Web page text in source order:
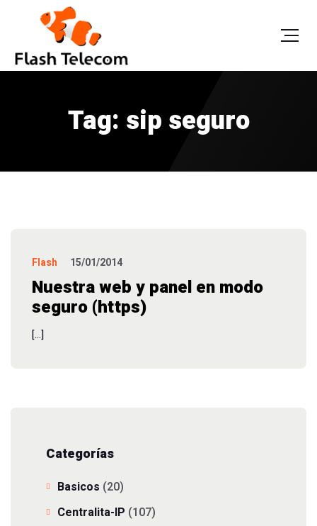
Tag: sip seguro
Flash 15/01/2014
Nuestra web y panel en modo
seguro (https)
[…]
Categorías
Basicos (20)
Centralita-IP (107)